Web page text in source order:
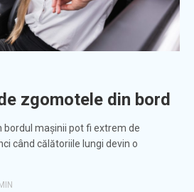
zgomotele din bord
mașinii pot fi extrem de
când călătoriile lungi devin o